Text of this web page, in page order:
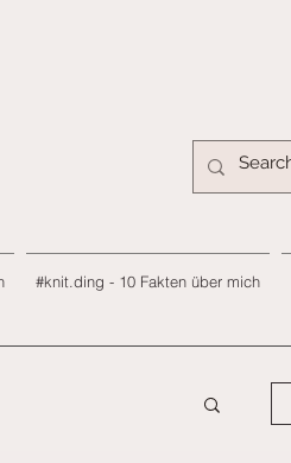
#knit.ding - 10 Fakten über mich